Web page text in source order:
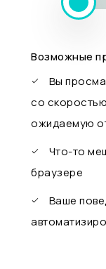
Возможные
Вы
со
ожидаемую
Что-то
браузере
Ваше